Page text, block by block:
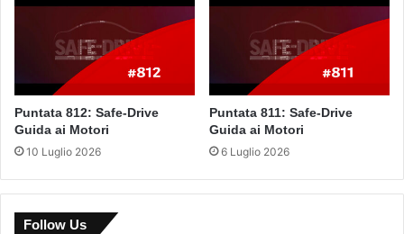
Puntata 812: Safe-Drive
Guida ai Motori
10 Luglio 2026
Puntata 811: Safe-Drive
Guida ai Motori
6 Luglio 2026
Follow Us